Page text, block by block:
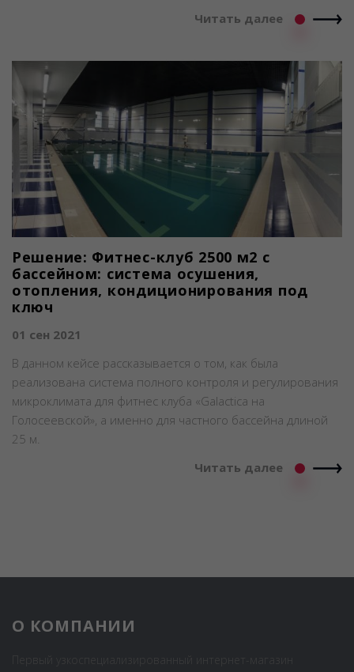
Читать далее
Решение: Фитнес-клуб 2500 м2 с
бассейном: система осушения,
отопления, кондиционирования под
ключ
01 сен 2021
В данном кейсе рассказывается о том, как была
реализована система полного контроля и регулирования
микроклимата для фитнес клуба «Galactica на
Голосеевской», а именно для частного бассейна длиной
25 м.
Читать далее
О КОМПАНИИ